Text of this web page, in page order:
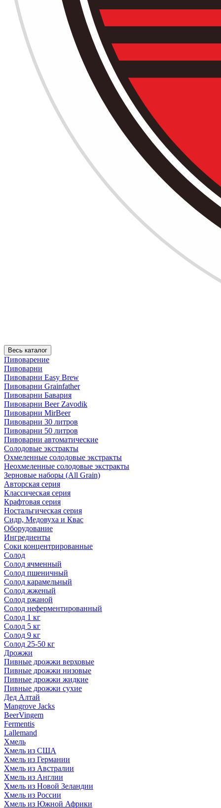
Весь каталог
Пивоварение
Пивоварни
Пивоварни Easy Brew
Пивоварни Grainfather
Пивоварни Бавария
Пивоварни Beer Zavodik
Пивоварни MirBeer
Пивоварни 30 литров
Пивоварни 50 литров
Пивоварни автоматические
Солодовые экстракты
Охмеленные солодовые экстракты
Неохмеленные солодовые экстракты
Зерновые наборы (All Grain)
Авторская серия
Классическая серия
Крафтовая серия
Ностальгическая серия
Сидр, Медовуха и Квас
Оборудование
Ингредиенты
Соки концентрированные
Солод
Солод ячменный
Солод пшеничный
Солод карамельный
Солод жженый
Солод ржаной
Солод неферментированный
Солод 1 кг
Солод 5 кг
Солод 9 кг
Солод 25-50 кг
Дрожжи
Пивные дрожжи верховые
Пивные дрожжи низовые
Пивные дрожжи жидкие
Пивные дрожжи сухие
Дед Алтай
Mangrove Jacks
BeerVingem
Fermentis
Lallemand
Хмель
Хмель из США
Хмель из Германии
Хмель из Австралии
Хмель из Англии
Хмель из Новой Зеландии
Хмель из России
Хмель из Южной Африки